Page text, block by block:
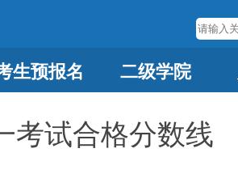
生预报名 二级学院
考试合格分数线